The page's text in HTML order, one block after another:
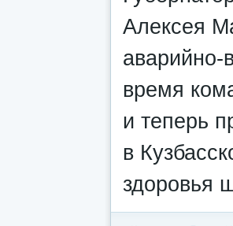
Алексея
аварийно-
время
и теперь
в
здоровья